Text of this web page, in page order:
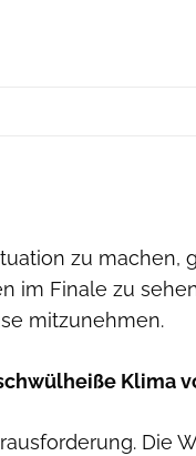
zu machen,
im Finale zu
mitzunehmen.
Klima
Die